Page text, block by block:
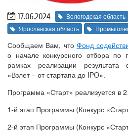
17.06.2024 Вологодская область
Ярославская область
Сообщаем Вам, что Фонд
о начале конкурсного отбора по
рамках реализации результата
«Взлет – от стартапа до IPO».
Программа «Старт» реализуется в 2
1-й этап Программы (Конкурс
2-й этап Программы (Конкурс